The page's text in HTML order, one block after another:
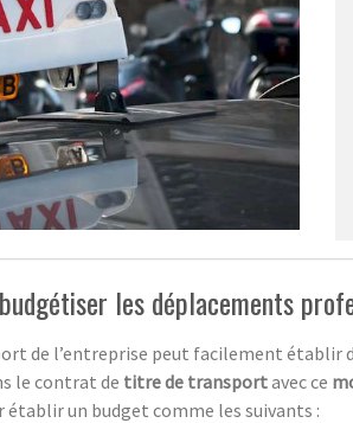
les déplacements
de l’entreprise peut facilement établir
le contrat de titre de transportavec ce
un budget comme les suivants :